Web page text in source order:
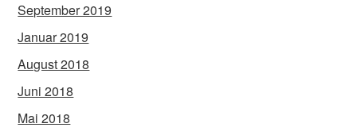
September 2019
Januar 2019
August 2018
Juni 2018
Mai 2018